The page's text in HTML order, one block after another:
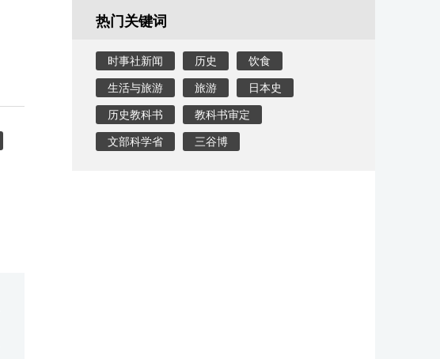
热门关键词
时事社新闻 历史 饮食
生活与旅游 旅游 日本史
历史教科书 教科书审定
文部科学省 三谷博